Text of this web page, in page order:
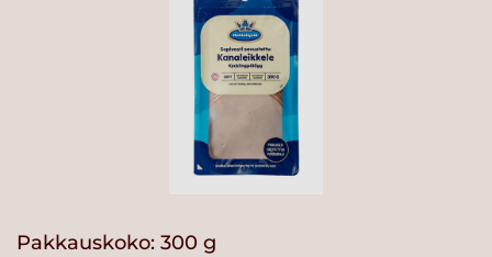
Pakkauskoko: 300 g